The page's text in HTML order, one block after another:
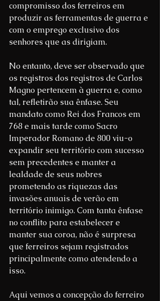
compromisso dos ferreiros em
produzir as ferramentas de guerra e
com o emprego exclusivo dos
senhores que as dirigiam.
No entanto, deve ser observado que
os registros dos registros de Carlos
Magno pertencem à guerra e, como
tal, refletirão sua ênfase. Seu
mandato como Rei dos Francos em
768 e mais tarde como Sacro
Imperador Romano de 800 viu-o
expandir seu território com sucesso
sem precedentes e manter a
lealdade de seus nobres
prometendo as riquezas das
invasões anuais de verão em
território inimigo. Com tanta ênfase
no conflito para estabelecer e
manter sua coroa, não é surpresa
que ferreiros sejam registrados
principalmente como atendendo a
isso.
Aqui vemos a concepção do ferreiro